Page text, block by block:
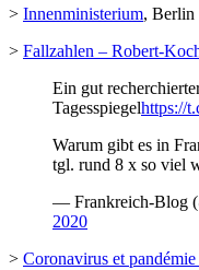
> Innenministerium, Berlin
> Fallzahlen – Robert-
Ein gut
Tagesspiegelhttps://
Warum gibt es in
tgl. rund 8 x so viel
— Frankreich-Blog
2020
> Coronavirus et